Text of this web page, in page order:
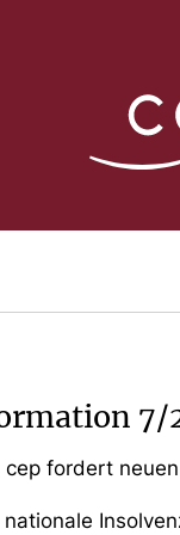
7/
cep fordert